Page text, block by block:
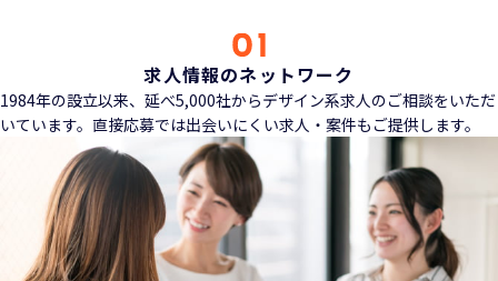
求人情報のネットワーク
1984年の設立以来、延べ5,000社からデザイン系求人のご相談をいただ
いています。直接応募では出会いにくい求人・案件もご提供します。